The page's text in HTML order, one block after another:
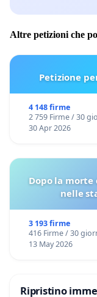
Altre petizioni che
Petizione
4 148 firme
2 759 Firme / 30
30 Apr 2026
Dopo la morte
nelle
3 193 firme
416 Firme / 30
13 May 2026
Ripristino